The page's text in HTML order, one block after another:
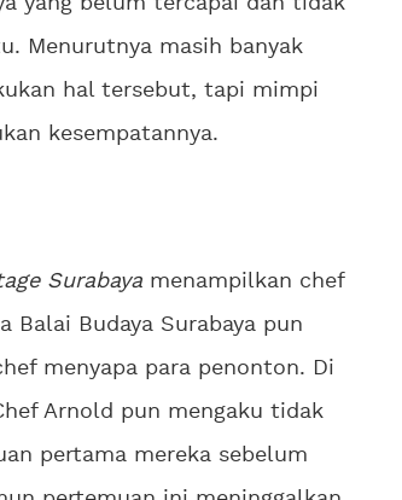
Menurutnya masih banyak
hal tersebut, tapi mimpi
kesempatannya.
Surabaya menampilkan chef
Balai Budaya Surabaya pun
menyapa para penonton. Di
Arnold pun mengaku tidak
pertama mereka sebelum